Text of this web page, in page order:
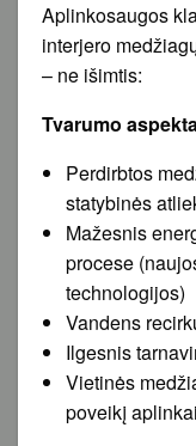
Aplinkosaugos
interjero
– ne išimtis:
Tvarumo
Perdirbtos
statybinės
Mažesnis
procese
technologijos)
Vandens
Ilgesnis
Vietinės
poveikį aplinkai